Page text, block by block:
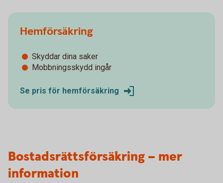
Hemförsäkring
Skyddar dina saker
Mobbningsskydd ingår
Se pris för hemförsäkring
Bostadsrättsförsäkring – mer
information